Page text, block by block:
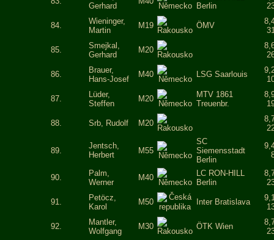
Gerhard
Berlin
84.
Wieninger,
Martin
M19 ÖMV
85.
Smejkal,
Gerhard
M20
86.
Brauer,
Hans-Josef
M40 LSG Saarlouis
87.
Lüder,
Steffen
M20
MTV 1861
Treuenbr.
88. Srb, Rudolf M20
89.
Jentsch,
Herbert
M55
SC
Siemensstadt
Berlin
90.
Palm,
Werner
M40
LC RON-HILL
Berlin
91.
Petöcz,
Karol
M50 Inter Bratislava
92.
Mantler,
Wolfgang
M30 ÖTK Wien